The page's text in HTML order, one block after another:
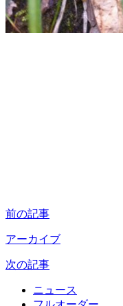
前の記事
アーカイブ
次の記事
ニュース